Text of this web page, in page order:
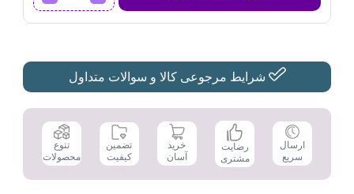
TFH14T
عدد
شرایط مرجوعی کالا و سوالات متداول
ارسال
سریع
رضایت
مشتری
خرید
آسان
تضمین
کیفیت
تنوع
محصولات